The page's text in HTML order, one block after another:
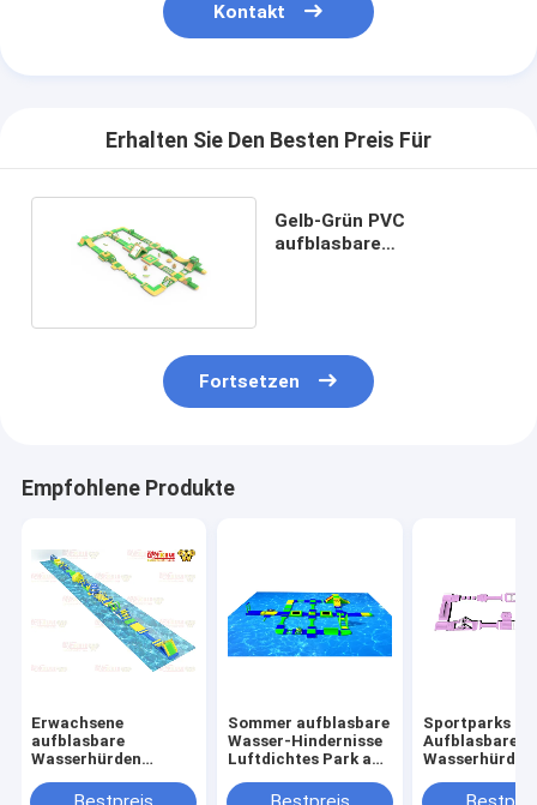
Kontakt
Erhalten Sie Den Besten Preis Für
Gelb-Grün PVC
aufblasbare
Fortsetzen
Empfohlene Produkte
Erwachsene
aufblasbare
Wasserhürden
Ocean
Sommer aufblasbare
Wasser-Hindernisse
Luftdichtes Park am
Sportparks
Aufblasbare
Wasserhürden
Challenge